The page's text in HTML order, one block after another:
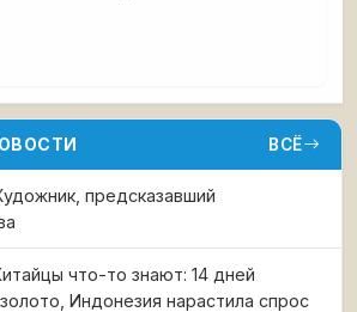
ВСЁ
предсказавший
что-то знают: 14 дней
Индонезия нарастила спрос